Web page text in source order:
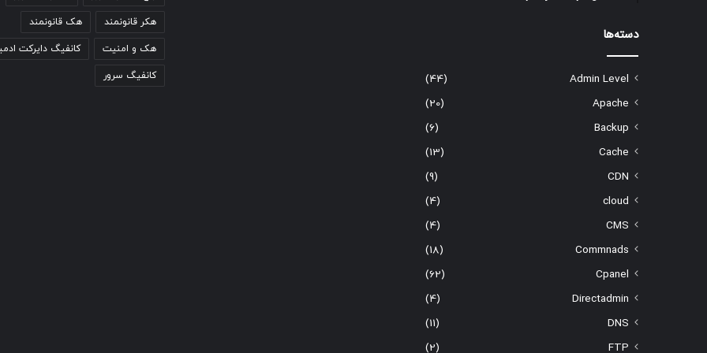
دسته‌ها
Admin Level
(44)
Apache
(20)
Backup
(6)
Cache
(13)
CDN
(9)
cloud
(4)
CMS
(4)
Commnads
(18)
Cpanel
(62)
Directadmin
(4)
DNS
(11)
FTP
(2)
هکر قانونمند هک قانونمند
هک و امنیت کانفیگ دایرکت
کانفیگ سرور